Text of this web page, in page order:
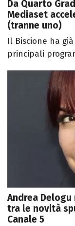
Da Quarto
Mediaset
(tranne uno)
Il Biscione ha
principali
Andrea
tra le novità
Canale 5